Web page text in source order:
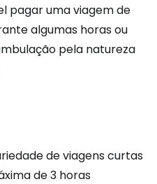
pagar uma viagem de
algumas horas ou
pela natureza
de viagens curtas
de 3 horas